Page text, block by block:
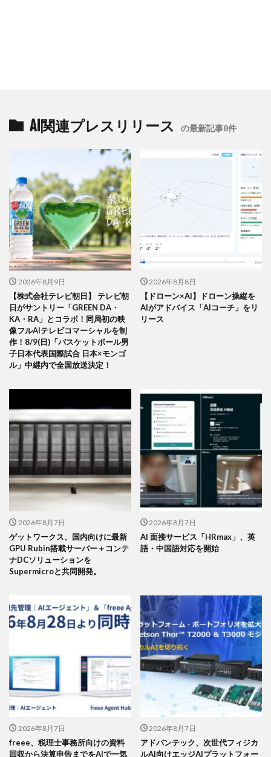
AI関連プレスリリース の最新記事8件
2026年8月9日
【株式会社テレビ朝日】 テレビ朝
日がサントリー「GREEN DA・
KA・RA」とコラボ！同局初の映
像フルAIテレビコマーシャルを制
作！8/9(日)「バスケットボール男
子日本代表国際試合 日本×モンゴ
ル」中継内で全国放送決定！
2026年8月8日
【ドローン×AI】ドローン操縦を
AIがアドバイス「AIコーチ」をリ
リース
2026年8月7日
ゲットワークス、国内向けに最新
GPU Rubin搭載サーバー＋コンテ
ナDCソリューションを
Supermicroと共同開発。
2026年8月7日
AI 面接サービス「HRmax」、英
語・中国語対応を開始
2026年8月7日
freee、税理士事務所向けの資料
回収から決算申告までをAIで一気
2026年8月7日
アドバンテック、次世代フィジカ
ルAI向けエッジAIプラットフォー